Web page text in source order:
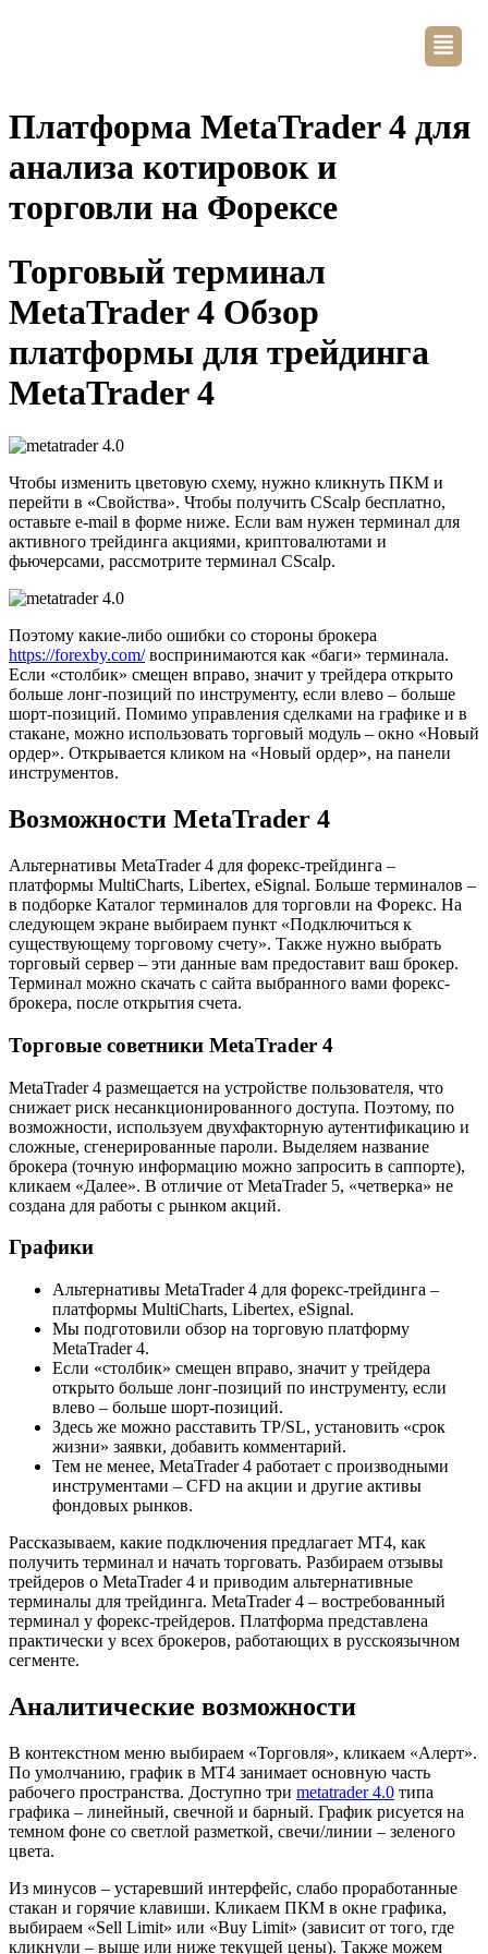
Платформа MetaTrader 4 для
анализа котировок и
торговли на Форексе
Торговый терминал
MetaTrader 4 Обзор
платформы для трейдинга
MetaTrader 4
Чтобы изменить цветовую схему, нужно кликнуть ПКМ и
перейти в «Свойства». Чтобы получить CScalp бесплатно,
оставьте e-mail в форме ниже. Если вам нужен терминал для
активного трейдинга акциями, криптовалютами и
фьючерсами, рассмотрите терминал CScalp.
Поэтому какие-либо ошибки со стороны брокера
https://forexby.com/воспринимаются как «баги» терминала.
Если «столбик» смещен вправо, значит у трейдера открыто
больше лонг-позиций по инструменту, если влево – больше
шорт-позиций. Помимо управления сделками на графике и в
стакане, можно использовать торговый модуль – окно «Новый
ордер». Открывается кликом на «Новый ордер», на панели
инструментов.
Возможности MetaTrader 4
Альтернативы MetaTrader 4 для форекс-трейдинга –
платформы MultiCharts, Libertex, eSignal. Больше терминалов –
в подборке Каталог терминалов для торговли на Форекс. На
следующем экране выбираем пункт «Подключиться к
существующему торговому счету». Также нужно выбрать
торговый сервер – эти данные вам предоставит ваш брокер.
Терминал можно скачать с сайта выбранного вами форекс-
брокера, после открытия счета.
Торговые советники MetaTrader 4
MetaTrader 4 размещается на устройстве пользователя, что
снижает риск несанкционированного доступа. Поэтому, по
возможности, используем двухфакторную аутентификацию и
сложные, сгенерированные пароли. Выделяем название
брокера (точную информацию можно запросить в саппорте),
кликаем «Далее». В отличие от MetaTrader 5, «четверка» не
создана для работы с рынком акций.
Графики
Альтернативы MetaTrader 4 для форекс-трейдинга –
платформы MultiCharts, Libertex, eSignal.
Мы подготовили обзор на торговую платформу
MetaTrader 4.
Если «столбик» смещен вправо, значит у трейдера
открыто больше лонг-позиций по инструменту, если
влево – больше шорт-позиций.
Здесь же можно расставить TP/SL, установить «срок
жизни» заявки, добавить комментарий.
Тем не менее, MetaTrader 4 работает с производными
инструментами – CFD на акции и другие активы
фондовых рынков.
Рассказываем, какие подключения предлагает MT4, как
получить терминал и начать торговать. Разбираем отзывы
трейдеров о MetaTrader 4 и приводим альтернативные
терминалы для трейдинга. MetaTrader 4 – востребованный
терминал у форекс-трейдеров. Платформа представлена
практически у всех брокеров, работающих в русскоязычном
сегменте.
Аналитические возможности
В контекстном меню выбираем «Торговля», кликаем «Алерт».
По умолчанию, график в MT4 занимает основную часть
рабочего пространства. Доступно три metatrader 4.0 типа
графика – линейный, свечной и барный. График рисуется на
темном фоне со светлой разметкой, свечи/линии – зеленого
цвета.
Из минусов – устаревший интерфейс, слабо проработанные
стакан и горячие клавиши. Кликаем ПКМ в окне графика,
выбираем «Sell Limit» или «Buy Limit» (зависит от того, где
кликнули – выше или ниже текущей цены). Также можем